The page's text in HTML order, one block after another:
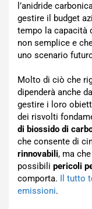
l’anidride
gestire il budget
tempo la capacità
non semplice e
uno scenario
Molto di ciò che
dipenderà anche
gestire i loro
dei risvolti
di biossido di
che consente di
rinnovabili, ma
possibili pericoli
comporta. Il tutto
emissioni.